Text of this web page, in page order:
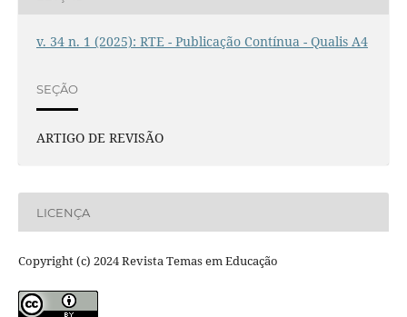
v. 34 n. 1 (2025): RTE - Publicação Contínua - Qualis A4
SEÇÃO
ARTIGO DE REVISÃO
LICENÇA
Copyright (c) 2024 Revista Temas em Educação